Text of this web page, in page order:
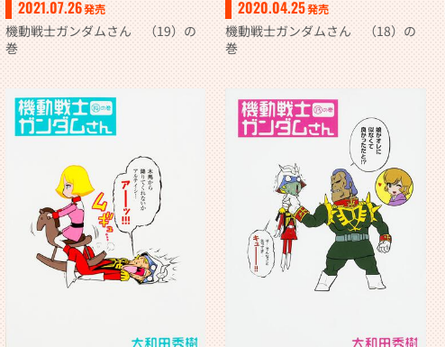
2021.07.26発売
機動戦士ガンダムさん （19）の
巻
2020.04.25発売
機動戦士ガンダムさん （18）の
巻